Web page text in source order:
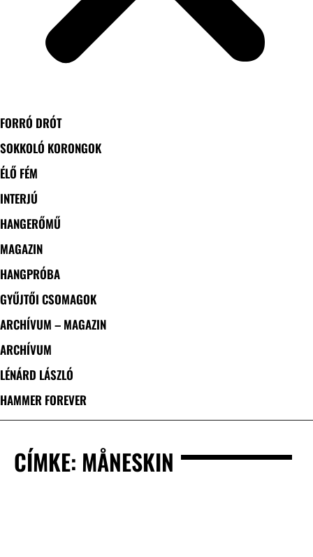
FORRÓ DRÓT
SOKKOLÓ KORONGOK
ÉLŐ FÉM
INTERJÚ
HANGERŐMŰ
MAGAZIN
HANGPRÓBA
GYŰJTŐI CSOMAGOK
ARCHÍVUM – MAGAZIN
ARCHÍVUM
LÉNÁRD LÁSZLÓ
HAMMER FOREVER
CÍMKE: MÅNESKIN